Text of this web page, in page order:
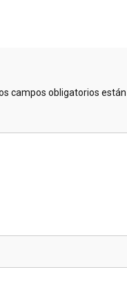
campos obligatorios